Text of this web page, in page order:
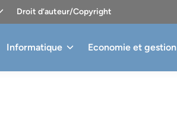
Droit d’auteur/Copyright
Informatique Economie et gestion